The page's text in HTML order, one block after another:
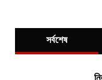
সর্বশেষ